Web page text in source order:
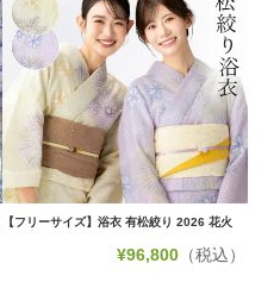
【フリーサイズ】浴衣 有松絞り 2026 花火
¥96,800（税込）